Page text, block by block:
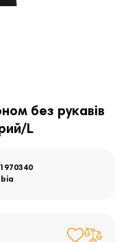
без рукавів
L